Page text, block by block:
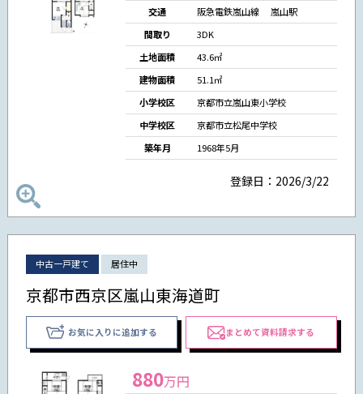
交通
阪急電鉄嵐山線 嵐山駅
間取り
3DK
土地面積
43.6㎡
建物面積
51.1㎡
小学校区
京都市立嵐山東小学校
中学校区
京都市立松尾中学校
築年月
1968年5月
登録日：2026/3/22
中古一戸建て 居住中
京都市西京区嵐山東海道町
お気に入りに追加する まとめて資料請求する
880万円